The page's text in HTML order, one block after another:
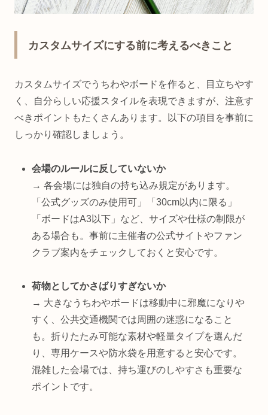
カスタムサイズにする前に考えるべきこと
カスタムサイズでうちわやボードを作ると、目立ちやす
く、自分らしい応援スタイルを表現できますが、注意す
べきポイントもたくさんあります。以下の項目を事前に
しっかり確認しましょう。
会場のルールに反していないか
→ 各会場には独自の持ち込み規定があります。
「公式グッズのみ使用可」「30cm以内に限る」
「ボードはA3以下」など、サイズや仕様の制限が
ある場合も。事前に主催者の公式サイトやファン
クラブ案内をチェックしておくと安心です。
荷物としてかさばりすぎないか
→ 大きなうちわやボードは移動中に邪魔になりや
すく、公共交通機関では周囲の迷惑になること
も。折りたたみ可能な素材や軽量タイプを選んだ
り、専用ケースや防水袋を用意すると安心です。
混雑した会場では、持ち運びのしやすさも重要な
ポイントです。